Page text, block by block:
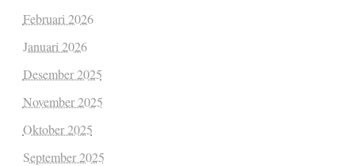
Februari 2026
Januari 2026
Desember 2025
November 2025
Oktober 2025
September 2025